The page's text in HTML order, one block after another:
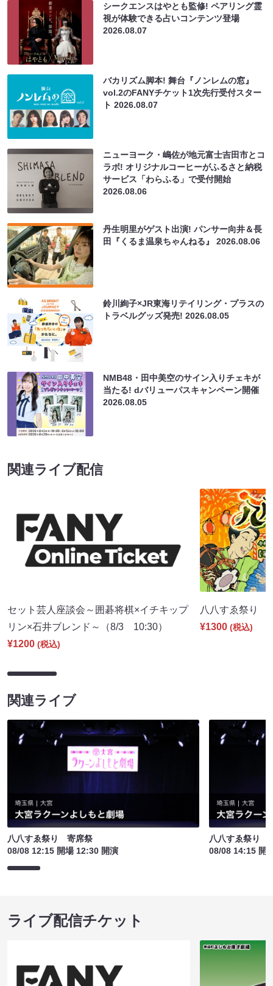
シークエンスはやとも監修! ペアリング霊
視が体験できる占いコンテンツ登場
2026.08.07
バカリズム脚本! 舞台『ノンレムの窓』
vol.2のFANYチケット1次先行受付スター
ト2026.08.07
ニューヨーク・嶋佐が地元富士吉田市とコ
ラボ! オリジナルコーヒーがふるさと納税
サービス「わらふる」で受付開始
2026.08.06
丹生明里がゲスト出演! パンサー向井＆長
田『くるま温泉ちゃんねる』2026.08.06
鈴川絢子×JR東海リテイリング・プラスの
トラベルグッズ発売!2026.08.05
NMB48・田中美空のサイン入りチェキが
当たる! dバリューパスキャンペーン開催
2026.08.05
関連ライブ配信
セット芸人座談会～囲碁将棋×イチキップ
リン×石井ブレンド～（8/3 10:30）
¥1200 (税込)
八八すゑ祭り
¥1300 (税込)
関連ライブ
八八すゑ祭り 寄席祭
08/08 12:15 開場 12:30 開演
八八すゑ祭り
08/08 14:15 開
ライブ配信チケット